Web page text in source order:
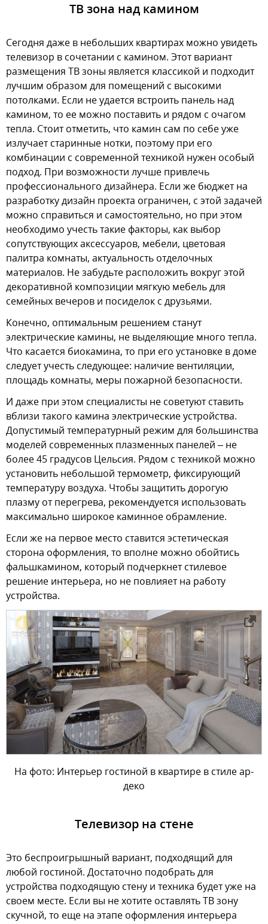
ТВ зона над камином
Сегодня даже в небольших квартирах можно увидеть
телевизор в сочетании с камином. Этот вариант
размещения ТВ зоны является классикой и подходит
лучшим образом для помещений с высокими
потолками. Если не удается встроить панель над
камином, то ее можно поставить и рядом с очагом
тепла. Стоит отметить, что камин сам по себе уже
излучает старинные нотки, поэтому при его
комбинации с современной техникой нужен особый
подход. При возможности лучше привлечь
профессионального дизайнера. Если же бюджет на
разработку дизайн проекта ограничен, с этой задачей
можно справиться и самостоятельно, но при этом
необходимо учесть такие факторы, как выбор
сопутствующих аксессуаров, мебели, цветовая
палитра комнаты, актуальность отделочных
материалов. Не забудьте расположить вокруг этой
декоративной композиции мягкую мебель для
семейных вечеров и посиделок с друзьями.
Конечно, оптимальным решением станут
электрические камины, не выделяющие много тепла.
Что касается биокамина, то при его установке в доме
следует учесть следующее: наличие вентиляции,
площадь комнаты, меры пожарной безопасности.
И даже при этом специалисты не советуют ставить
вблизи такого камина электрические устройства.
Допустимый температурный режим для большинства
моделей современных плазменных панелей – не
более 45 градусов Цельсия. Рядом с техникой можно
установить небольшой термометр, фиксирующий
температуру воздуха. Чтобы защитить дорогую
плазму от перегрева, рекомендуется использовать
максимально широкое каминное обрамление.
Если же на первое место ставится эстетическая
сторона оформления, то вполне можно обойтись
фальшкамином, который подчеркнет стилевое
решение интерьера, но не повлияет на работу
устройства.
На фото: Интерьер гостиной в квартире в стиле ар-
деко
Телевизор на стене
Это беспроигрышный вариант, подходящий для
любой гостиной. Достаточно подобрать для
устройства подходящую стену и техника будет уже на
своем месте. Если вы не хотите оставлять ТВ зону
скучной, то еще на этапе оформления интерьера